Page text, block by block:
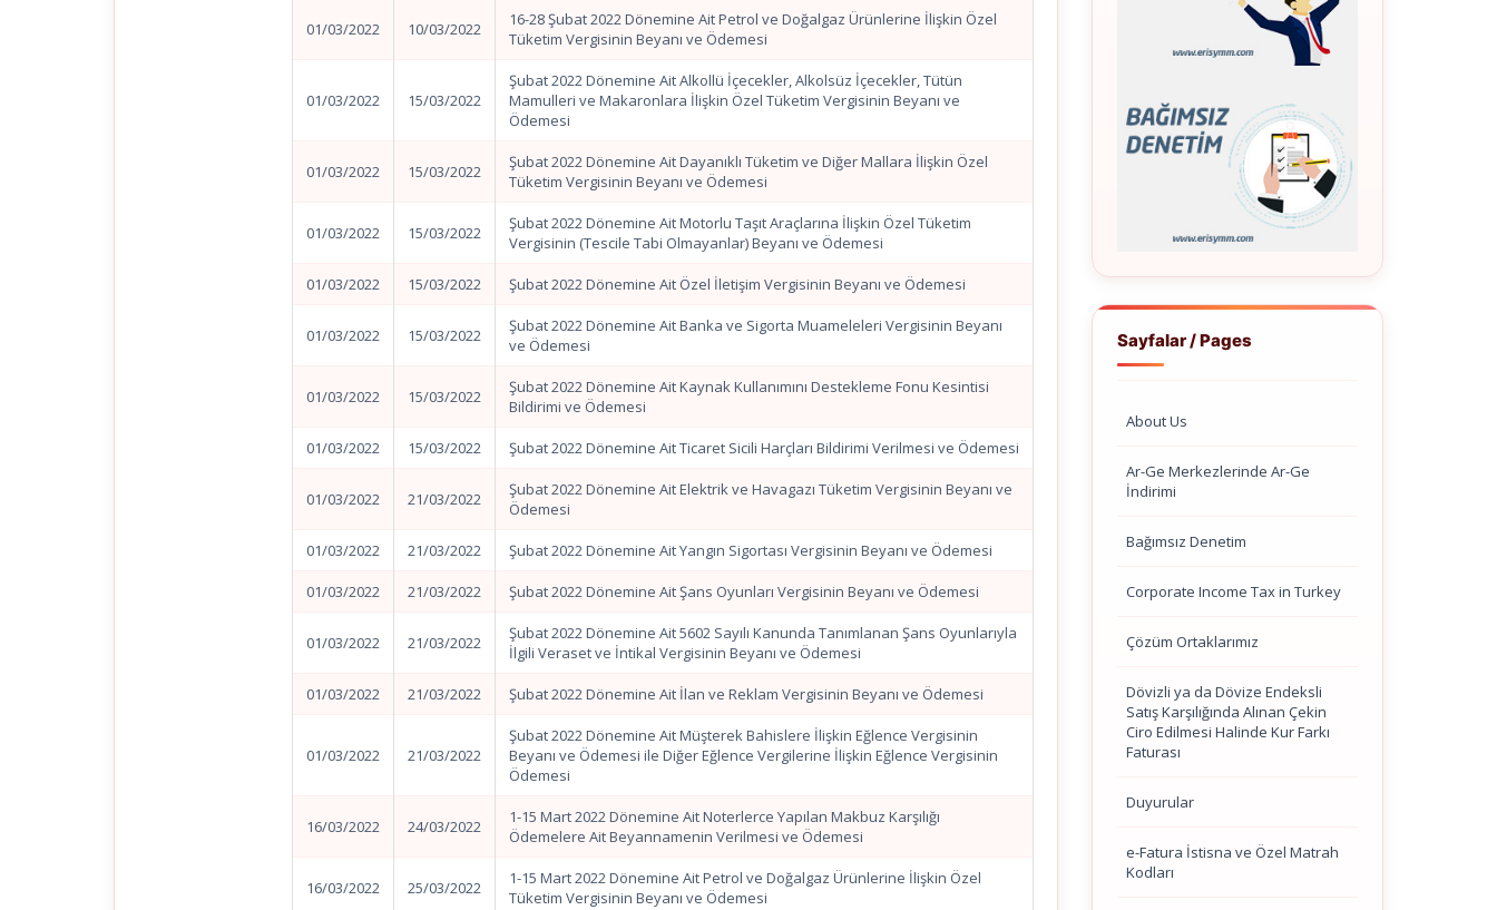
01/03/2022 10/03/2022
16-28 Şubat 2022 Dönemine Ait Petrol ve Doğalgaz Ürünlerine İlişkin Özel
Tüketim Vergisinin Beyanı ve Ödemesi
01/03/2022 15/03/2022
Şubat 2022 Dönemine Ait Alkollü İçecekler, Alkolsüz İçecekler, Tütün
Mamulleri ve Makaronlara İlişkin Özel Tüketim Vergisinin Beyanı ve
Ödemesi
01/03/2022 15/03/2022
Şubat 2022 Dönemine Ait Dayanıklı Tüketim ve Diğer Mallara İlişkin Özel
Tüketim Vergisinin Beyanı ve Ödemesi
01/03/2022 15/03/2022
Şubat 2022 Dönemine Ait Motorlu Taşıt Araçlarına İlişkin Özel Tüketim
Vergisinin (Tescile Tabi Olmayanlar) Beyanı ve Ödemesi
01/03/2022 15/03/2022 Şubat 2022 Dönemine Ait Özel İletişim Vergisinin Beyanı ve Ödemesi
01/03/2022 15/03/2022
Şubat 2022 Dönemine Ait Banka ve Sigorta Muameleleri Vergisinin Beyanı
ve Ödemesi
01/03/2022 15/03/2022
Şubat 2022 Dönemine Ait Kaynak Kullanımını Destekleme Fonu Kesintisi
Bildirimi ve Ödemesi
01/03/2022 15/03/2022 Şubat 2022 Dönemine Ait Ticaret Sicili Harçları Bildirimi Verilmesi ve Ödemesi
01/03/2022 21/03/2022
Şubat 2022 Dönemine Ait Elektrik ve Havagazı Tüketim Vergisinin Beyanı ve
Ödemesi
01/03/2022 21/03/2022 Şubat 2022 Dönemine Ait Yangın Sigortası Vergisinin Beyanı ve Ödemesi
01/03/2022 21/03/2022 Şubat 2022 Dönemine Ait Şans Oyunları Vergisinin Beyanı ve Ödemesi
01/03/2022 21/03/2022
Şubat 2022 Dönemine Ait 5602 Sayılı Kanunda Tanımlanan Şans Oyunlarıyla
İlgili Veraset ve İntikal Vergisinin Beyanı ve Ödemesi
01/03/2022 21/03/2022 Şubat 2022 Dönemine Ait İlan ve Reklam Vergisinin Beyanı ve Ödemesi
01/03/2022 21/03/2022
Şubat 2022 Dönemine Ait Müşterek Bahislere İlişkin Eğlence Vergisinin
Beyanı ve Ödemesi ile Diğer Eğlence Vergilerine İlişkin Eğlence Vergisinin
Ödemesi
16/03/2022 24/03/2022
1-15 Mart 2022 Dönemine Ait Noterlerce Yapılan Makbuz Karşılığı
Ödemelere Ait Beyannamenin Verilmesi ve Ödemesi
16/03/2022 25/03/2022
1-15 Mart 2022 Dönemine Ait Petrol ve Doğalgaz Ürünlerine İlişkin Özel
Tüketim Vergisinin Beyanı ve Ödemesi
Sayfalar / Pages
About Us
Ar-Ge Merkezlerinde Ar-Ge
İndirimi
Bağımsız Denetim
Corporate Income Tax in Turkey
Çözüm Ortaklarımız
Dövizli ya da Dövize Endeksli
Satış Karşılığında Alınan Çekin
Ciro Edilmesi Halinde Kur Farkı
Faturası
Duyurular
e-Fatura İstisna ve Özel Matrah
Kodları